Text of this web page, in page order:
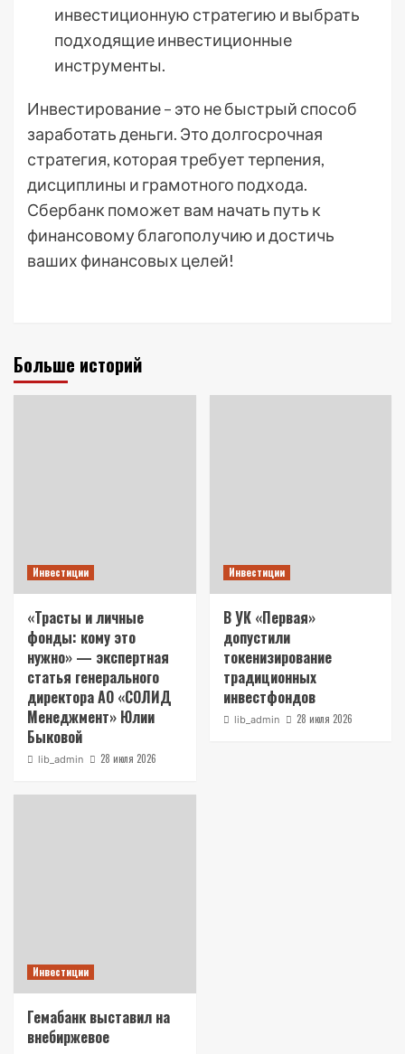
инвестиционную стратегию и выбрать
подходящие инвестиционные
инструменты.
Инвестирование – это не быстрый способ
заработать деньги. Это долгосрочная
стратегия, которая требует терпения,
дисциплины и грамотного подхода.
Сбербанк поможет вам начать путь к
финансовому благополучию и достичь
ваших финансовых целей!
Больше историй
Инвестиции
«Трасты и личные
фонды: кому это
нужно» — экспертная
статья генерального
директора АО «СОЛИД
Менеджмент» Юлии
Быковой
lib_admin 28 июля 2026
Инвестиции
В УК «Первая»
допустили
токенизирование
традиционных
инвестфондов
lib_admin 28 июля 2026
Инвестиции
Гемабанк выставил на
внебиржевое